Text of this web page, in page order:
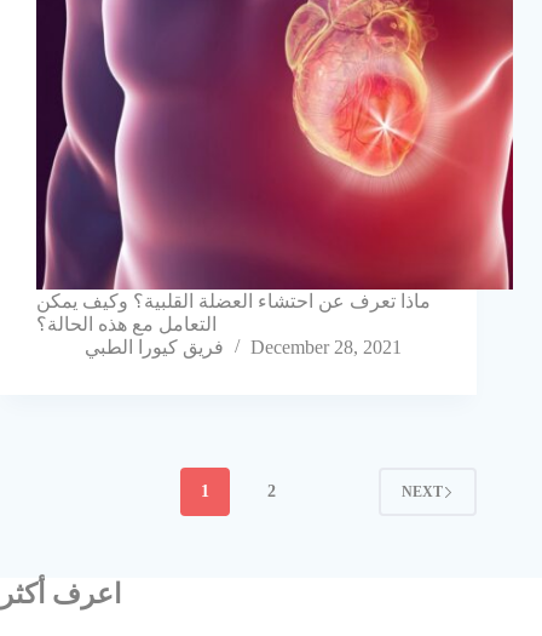
ماذا تعرف عن احتشاء العضلة القلبية؟ وكيف يمكن
التعامل مع هذه الحالة؟
فريق كيورا الطبي
December 28, 2021
1 2 NEXT
اعرف أكثر